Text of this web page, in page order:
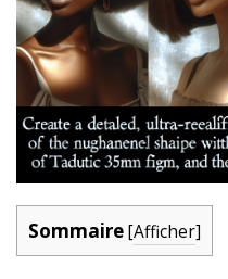
Sommaire[Afficher]